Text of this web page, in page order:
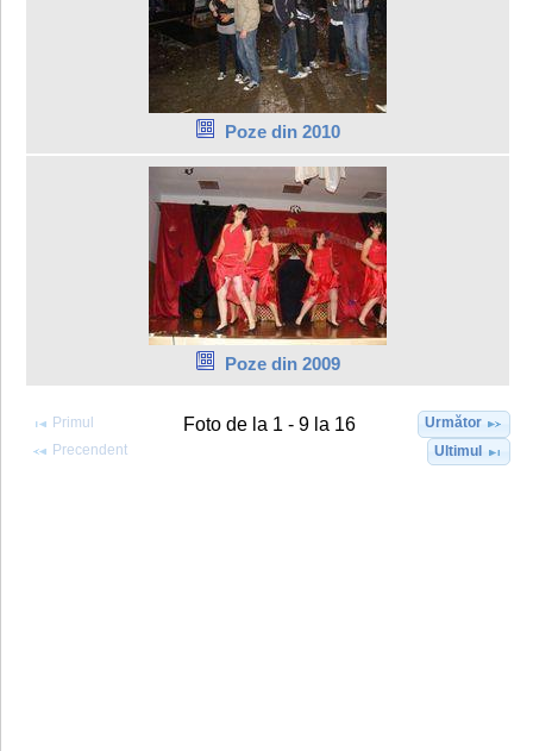
Poze din 2010
Poze din 2009
Primul
Precendent
Foto de la 1 - 9 la 16
Următor
Ultimul